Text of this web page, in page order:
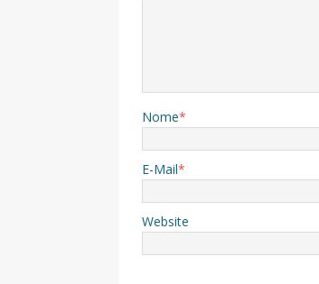
Nome*
E-Mail*
Website